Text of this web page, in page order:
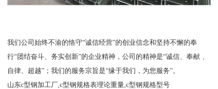
我们公司始终不渝的恪守“诚信经营”的创业信念和坚持不懈的奉
行“团结奋斗、务实创新”的企业精神，公司的精神是“诚信、奉献 、
自律、超越”；我们的服务宗旨是“缘于我们，为您服务”。
山东c型钢加工厂,c型钢规格表理论重量,c型钢规格型号